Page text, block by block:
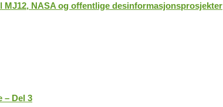
NASA og offentlige desinformasjonsprosjekter
– Del 3